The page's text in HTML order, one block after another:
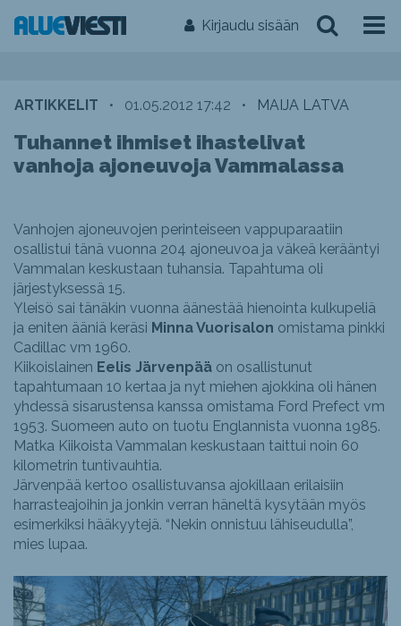
Kirjaudu sisään
ARTIKKELIT • 01.05.2012 17:42 • MAIJA LATVA
Tuhannet ihmiset ihastelivat
vanhoja ajoneuvoja Vammalassa
Vanhojen ajoneuvojen perinteiseen vappuparaatiin
osallistui tänä vuonna 204 ajoneuvoa ja väkeä kerääntyi
Vammalan keskustaan tuhansia. Tapahtuma oli
järjestyksessä 15.
Yleisö sai tänäkin vuonna äänestää hienointa kulkupeliä
ja eniten ääniä keräsi Minna Vuorisalon omistama pinkki
Cadillac vm 1960.
Kiikoislainen Eelis Järvenpää on osallistunut
tapahtumaan 10 kertaa ja nyt miehen ajokkina oli hänen
yhdessä sisarustensa kanssa omistama Ford Prefect vm
1953. Suomeen auto on tuotu Englannista vuonna 1985.
Matka Kiikoista Vammalan keskustaan taittui noin 60
kilometrin tuntivauhtia.
Järvenpää kertoo osallistuvansa ajokillaan erilaisiin
harrasteajoihin ja jonkin verran häneltä kysytään myös
esimerkiksi hääkyytejä. “Nekin onnistuu lähiseudulla”,
mies lupaa.